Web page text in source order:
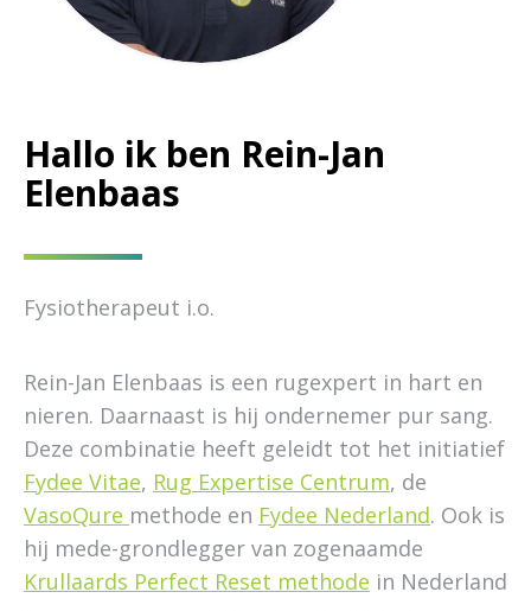
Hallo ik ben Rein-Jan
Elenbaas
Fysiotherapeut i.o.
Rein-Jan Elenbaas is een rugexpert in hart en
nieren. Daarnaast is hij ondernemer pur sang.
Deze combinatie heeft geleidt tot het initiatief
Fydee Vitae, Rug Expertise Centrum, de
VasoQure methode en Fydee Nederland. Ook is
hij mede-grondlegger van zogenaamde
Krullaards Perfect Reset methode in Nederland